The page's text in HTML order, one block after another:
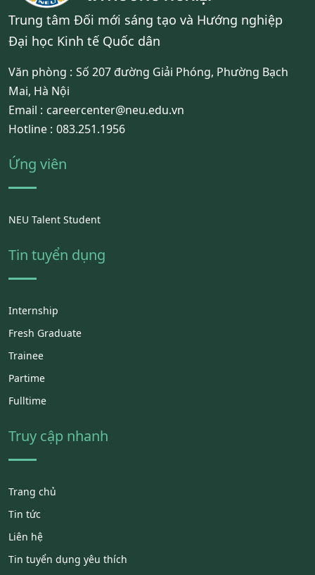
Trung tâm Đối mới sáng tạo và Hướng nghiệp
Đại học Kinh tế Quốc dân
Văn phòng : Số 207 đường Giải Phóng, Phường Bạch
Mai, Hà Nội
Email : careercenter@neu.edu.vn
Hotline : 083.251.1956
Ứng viên
NEU Talent Student
Tin tuyển dụng
Internship
Fresh Graduate
Trainee
Partime
Fulltime
Truy cập nhanh
Trang chủ
Tin tức
Liên hệ
Tin tuyển dụng yêu thích